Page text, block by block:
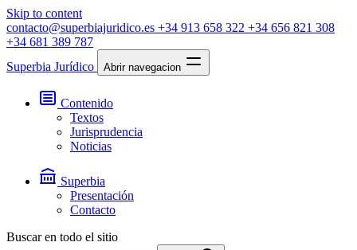
Skip to content
contacto@superbiajuridico.es +34 913 658 322 +34 656 821 308
+34 681 389 787
Superbia Jurídico
Abrir navegacion
Contenido
Textos
Jurisprudencia
Noticias
Superbia
Presentación
Contacto
Buscar en todo el sitio